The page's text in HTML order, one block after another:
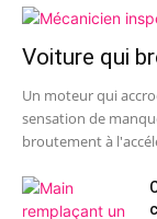
Voiture qui
Un moteur qui
sensation de
broutement à